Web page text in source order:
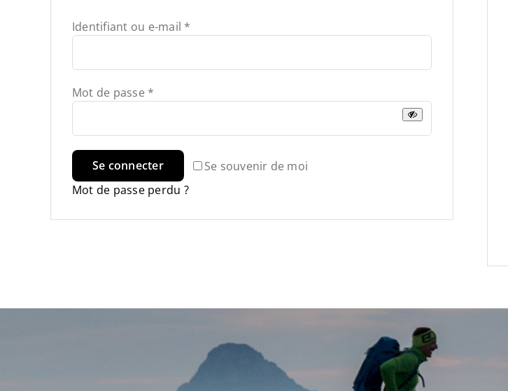
Identifiant ou e-mail *
Mot de passe *
Se souvenir de moi
Se connecter
Mot de passe perdu ?